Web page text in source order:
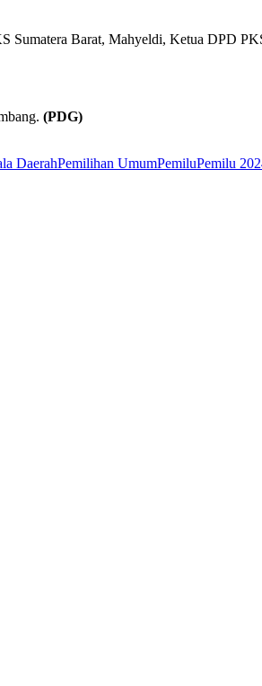
Sumatera Barat, Mahyeldi, Ketua DPD
(PDG)
DaerahPemilihan UmumPemiluPemilu